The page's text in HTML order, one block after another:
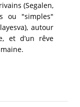
(Segalen,
ou "simples"
autour
et d’un rêve